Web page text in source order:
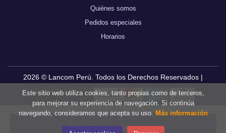
Añadir a mi cesta
Quiénes somos
Pedidos especiales
Horarios
2026 © Lancom Perú . Todos los Derechos Reservados |
Grupo Trevenque
Este sitio web utiliza cookies, tanto propias como de terceros,
para mejorar su experiencia de navegación. Si continúa
navegando, consideramos que acepta su uso. Más información